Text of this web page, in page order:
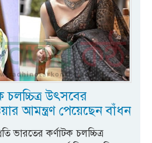
চলচ্চিত্র উৎসবের
আমন্ত্রণ পেয়েছেন বাঁধন
ভারতের কর্ণাটক চলচ্চিত্র